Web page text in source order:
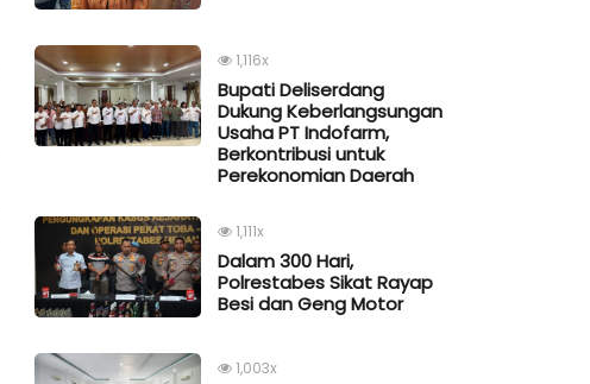
1,116x
Bupati Deliserdang
Dukung Keberlangsungan
Usaha PT Indofarm,
Berkontribusi untuk
Perekonomian Daerah
1,111x
Dalam 300 Hari,
Polrestabes Sikat Rayap
Besi dan Geng Motor
1,003x